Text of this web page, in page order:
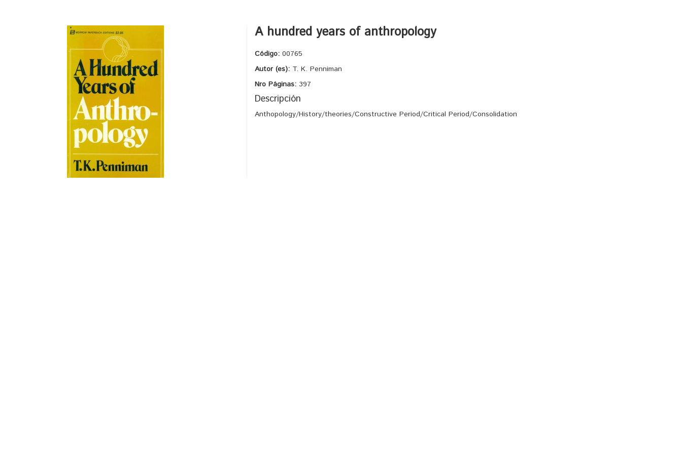
A hundred years of anthropology
Código: 00765
Autor (es): T. K. Penniman
Nro Páginas: 397
Descripción
Anthopology/History/theories/Constructive Period/Critical Period/Consolidation